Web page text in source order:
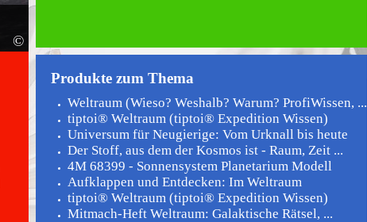
©
Produkte zum Thema
Weltraum (Wieso? Weshalb? Warum? ProfiWissen, ...
tiptoi® Weltraum (tiptoi® Expedition Wissen)
Universum für Neugierige: Vom Urknall bis heute
Der Stoff, aus dem der Kosmos ist - Raum, Zeit ...
4M 68399 - Sonnensystem Planetarium Modell
Aufklappen und Entdecken: Im Weltraum
tiptoi® Weltraum (tiptoi® Expedition Wissen)
Mitmach-Heft Weltraum: Galaktische Rätsel, ...